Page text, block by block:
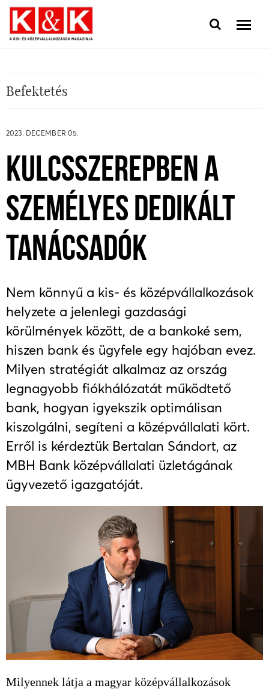
Befektetés
2023. DECEMBER 05.
KULCSSZEREPBEN A
SZEMÉLYES DEDIKÁLT
TANÁCSADÓK
Nem könnyű a kis- és középvállalkozások
helyzete a jelenlegi gazdasági
körülmények között, de a bankoké sem,
hiszen bank és ügyfele egy hajóban evez.
Milyen stratégiát alkalmaz az ország
legnagyobb fiókhálózatát működtető
bank, hogyan igyekszik optimálisan
kiszolgálni, segíteni a középvállalati kört.
Erről is kérdeztük Bertalan Sándort, az
MBH Bank középvállalati üzletágának
ügyvezető igazgatóját.
Milyennek látja a magyar középvállalkozások